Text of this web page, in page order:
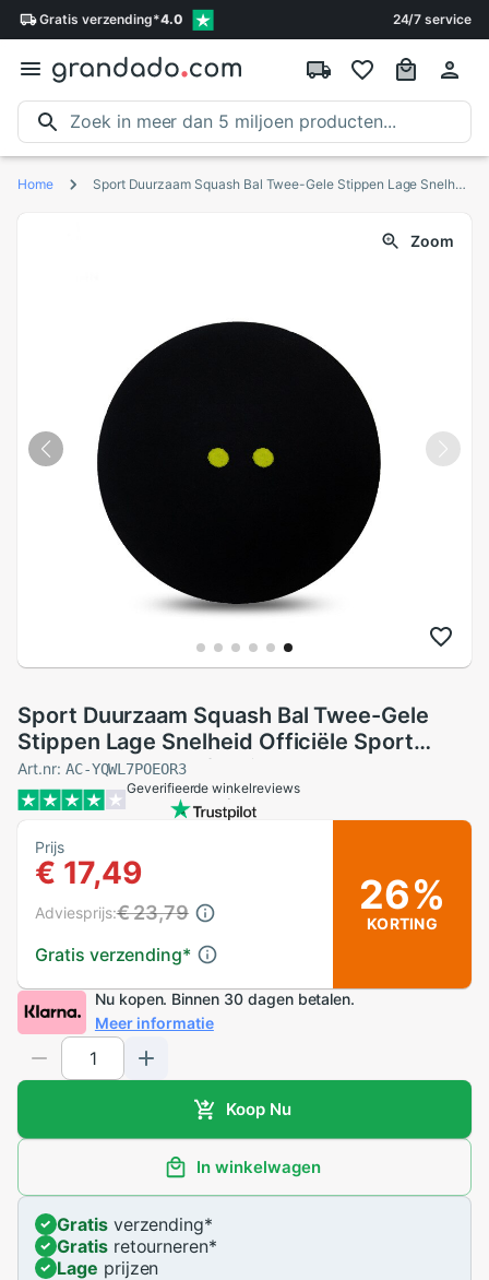
Gratis verzending*4.0 24/7 service
Home Sport Duurzaam Squash Bal Twee-Gele Stippen Lage Snelheid Officiële Sport Rubber Ballen Professionele Speler Training Accessoires Bal
Zoom
Sport Duurzaam Squash Bal Twee-Gele
Stippen Lage Snelheid Officiële Sport
Rubber Ballen Professionele Speler
Training Accessoires Bal
Art.nr: AC-YQWL7POEOR3
Geverifieerde winkelreviews
Prijs
€ 17,49
Gratis verzending*
Adviesprijs:€ 23,79 26%
KORTING
Nu kopen. Binnen 30 dagen betalen.
Meer informatie
Koop Nu
In winkelwagen
Gratisverzending*
Gratisretourneren*
Lage prijzen